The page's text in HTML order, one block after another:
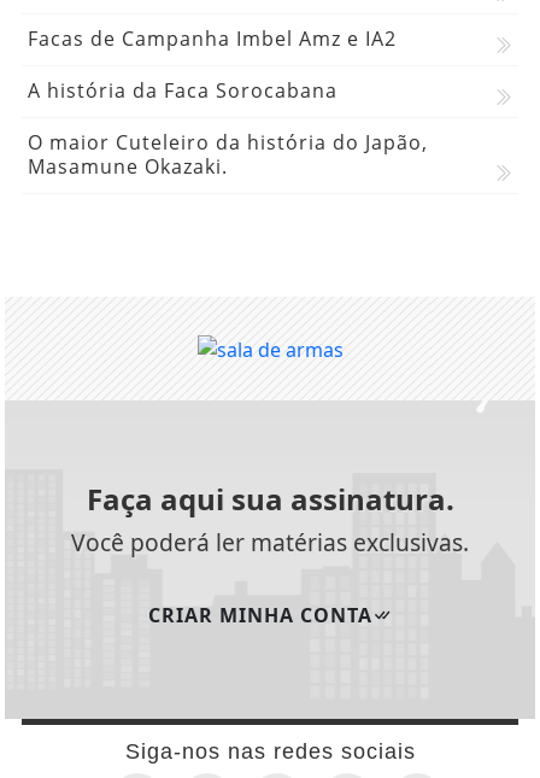
Facas de Campanha Imbel Amz e IA2
A história da Faca Sorocabana
O maior Cuteleiro da história do Japão,
Masamune Okazaki.
Faça aqui sua assinatura.
Você poderá ler matérias exclusivas.
CRIAR MINHA CONTA
Siga-nos nas redes sociais